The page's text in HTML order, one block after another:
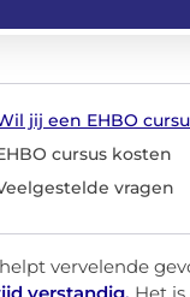
jij een EHBO
cursus kosten
vragen
vervelende
verstandig. Het